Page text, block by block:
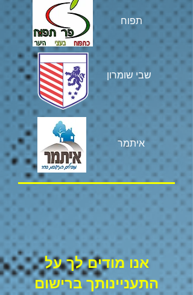
תפוח
שבי שומרון
איתמר
אנו מודים לך על
התעניינותך ברישום